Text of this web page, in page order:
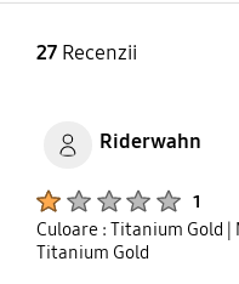
27Recenzii
Riderwahn
1
Culoare : Titanium Gold
Titanium Gold